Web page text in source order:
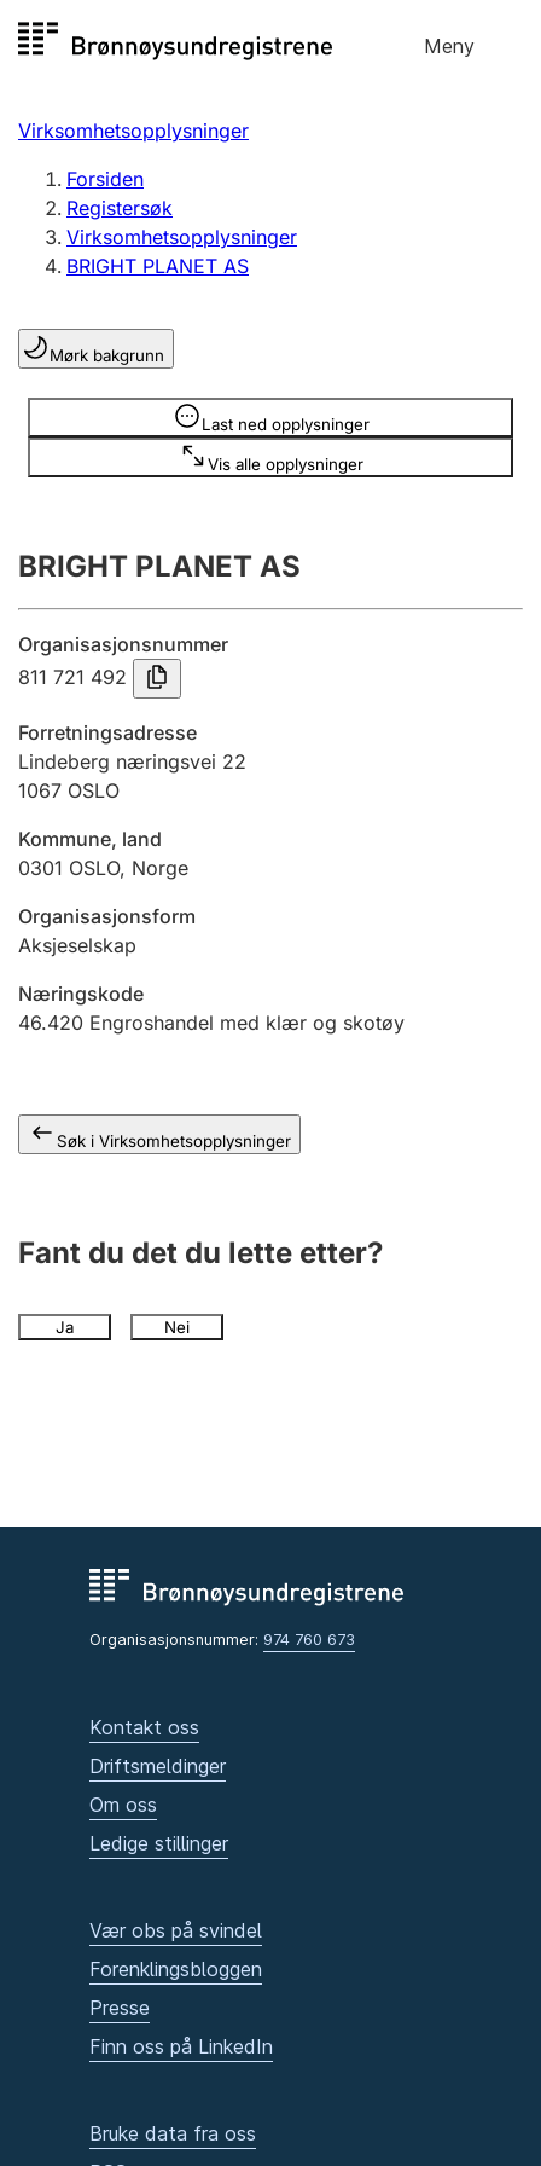
til
Meny
Registersøk
Aksjeselskap
Enkeltpersonforetak
Registrere, endre, slette
Lag og forening
Registrere, endre, slette
Årsregnskap
Innsending og forsinkelsesgebyr
Tinglysing
Jeger
Ektepaktveileder
Offentlig sektor
Virksomhetsopplysninger
Forsiden
Registersøk
Virksomhetsopplysninger
BRIGHT PLANET AS
Mørk bakgrunn
Last ned opplysninger
Vis alle opplysninger
Opplysninger er skjult
BRIGHT PLANET AS
Organisasjonsnummer
811 721 492
Forretningsadresse
Lindeberg næringsvei 22
1067 OSLO
Kommune, land
0301 OSLO, Norge
Organisasjonsform
Aksjeselskap
Næringskode
46.420 Engroshandel med klær og skotøy
Søk i Virksomhetsopplysninger
Fant du det du lette etter?
Ja Nei
Organisasjonsnummer: 974 760 673
Kontakt oss
Driftsmeldinger
Om oss
Ledige stillinger
Vær obs på svindel
Forenklingsbloggen
Presse
Finn oss på LinkedIn
Bruke data fra oss